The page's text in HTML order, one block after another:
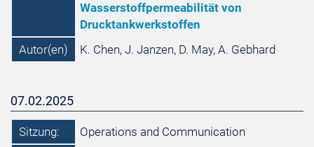
Wasserstoffpermeabilität von
Drucktankwerkstoffen
Autor(en)
K. Chen, J. Janzen, D. May, A. Gebhard
07.02.2025
Sitzung:
Operations and Communication